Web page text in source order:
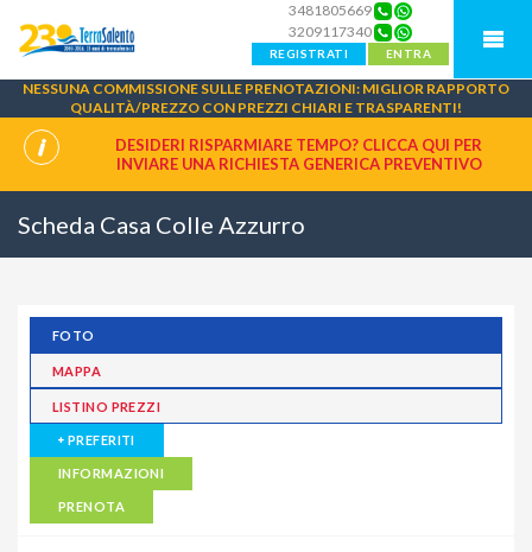
3481805669
3209117340
REGISTRATI ENTRA
NESSUNA COMMISSIONE SULLE PRENOTAZIONI: MIGLIOR RAPPORTO
QUALITÀ/PREZZO CON PREZZI CHIARI E TRASPARENTI!
DESIDERI RISPARMIARE TEMPO? CLICCA QUI PER
INVIARE UNA RICHIESTA GENERICA PREVENTIVO
Scheda Casa Colle Azzurro
FOTO
MAPPA
LISTINO PREZZI
PREFERITI
INFORMAZIONI
PRENOTA